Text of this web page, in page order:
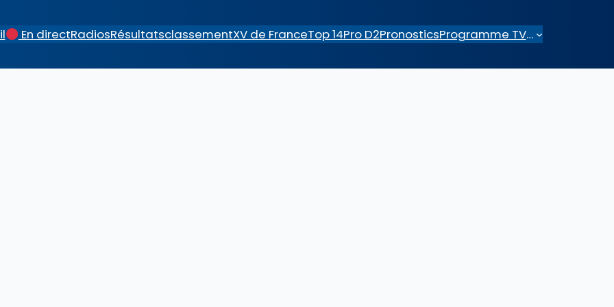
En directRadiosRésultatsclassementXV de FranceTop 14Pro D2PronosticsProgramme TV…